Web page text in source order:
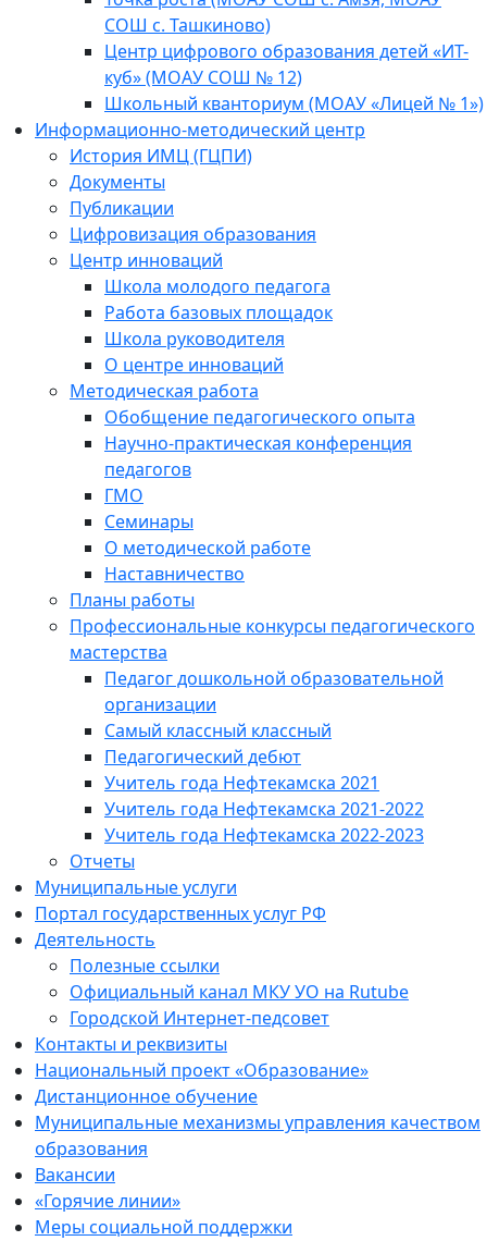
СОШ с. Ташкиново)
Центр цифрового образования детей «ИТ-
куб» (МОАУ СОШ № 12)
Школьный кванториум (МОАУ «Лицей № 1»)
Информационно-методический центр
История ИМЦ (ГЦПИ)
Документы
Публикации
Цифровизация образования
Центр инноваций
Школа молодого педагога
Работа базовых площадок
Школа руководителя
О центре инноваций
Методическая работа
Обобщение педагогического опыта
Научно-практическая конференция
педагогов
ГМО
Семинары
О методической работе
Наставничество
Планы работы
Профессиональные конкурсы педагогического
мастерства
Педагог дошкольной образовательной
организации
Самый классный классный
Педагогический дебют
Учитель года Нефтекамска 2021
Учитель года Нефтекамска 2021-2022
Учитель года Нефтекамска 2022-2023
Отчеты
Муниципальные услуги
Портал государственных услуг РФ
Деятельность
Полезные ссылки
Официальный канал МКУ УО на Rutube
Городской Интернет-педсовет
Контакты и реквизиты
Национальный проект «Образование»
Дистанционное обучение
Муниципальные механизмы управления качеством
образования
Вакансии
«Горячие линии»
Меры социальной поддержки